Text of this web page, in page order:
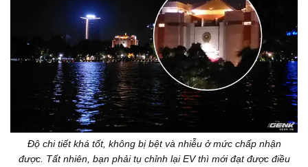
Độ chi tiết khá tốt, không bị bệt và nhiễu ở mức chấp nhận
được. Tất nhiên, bạn phải tụ chỉnh lại EV thì mới đạt được điều